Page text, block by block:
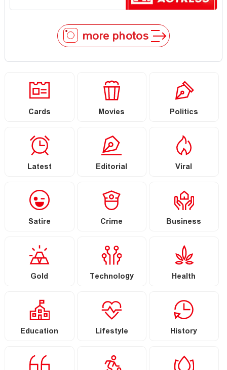
more photos
Cards Movies Politics
Latest Editorial Viral
Satire Crime Business
Gold Technology Health
Education Lifestyle History